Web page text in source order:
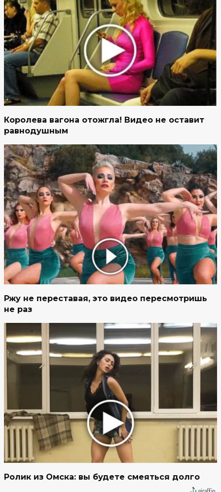
Королева вагона отожгла! Видео не оставит
равнодушным
Ржу не переставая, это видео пересмотришь
не раз
Ролик из Омска: вы будете смеяться долго